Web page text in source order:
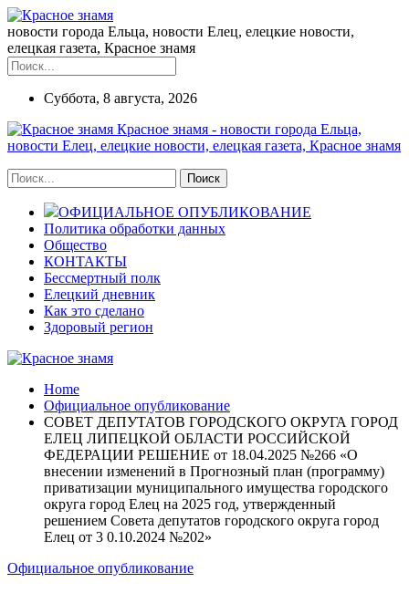
новости города Ельца, новости Елец, елецкие новости,
елецкая газета, Красное знамя
Суббота, 8 августа, 2026
Красное знамя - новости города Ельца,
новости Елец, елецкие новости, елецкая газета, Красное знамя
ОФИЦИАЛЬНОЕ ОПУБЛИКОВАНИЕ
Политика обработки данных
Общество
КОНТАКТЫ
Бессмертный полк
Елецкий дневник
Как это сделано
Здоровый регион
Home
Официальное опубликование
СОВЕТ ДЕПУТАТОВ ГОРОДСКОГО ОКРУГА ГОРОД
ЕЛЕЦ ЛИПЕЦКОЙ ОБЛАСТИ РОССИЙСКОЙ
ФЕДЕРАЦИИ РЕШЕНИЕ от 18.04.2025 №266 «О
внесении изменений в Прогнозный план (программу)
приватизации муниципального имущества городского
округа город Елец на 2025 год, утвержденный
решением Совета депутатов городского округа город
Елец от 3 0.10.2024 №202»
Официальное опубликование